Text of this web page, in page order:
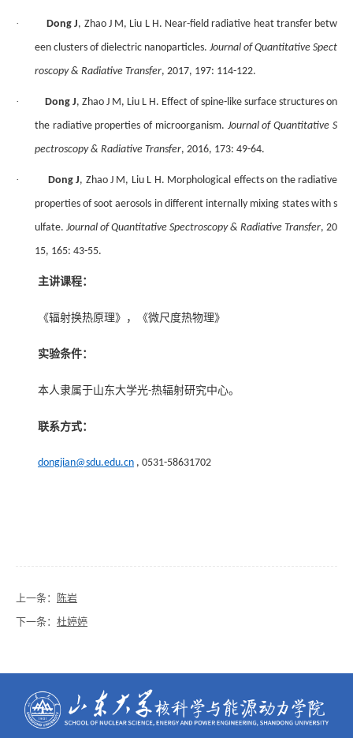
· Dong J, Zhao J M, Liu L H. Near-field radiative heat transfer betw
een clusters of dielectric nanoparticles. Journal of Quantitative Spect
roscopy & Radiative Transfer, 2017, 197: 114-122.
· Dong J, Zhao J M, Liu L H. Effect of spine-like surface structures on
the radiative properties of microorganism. Journal of Quantitative S
pectroscopy & Radiative Transfer, 2016, 173: 49-64.
· Dong J, Zhao J M, Liu L H. Morphological effects on the radiative
properties of soot aerosols in different internally mixing states with s
ulfate. Journal of Quantitative Spectroscopy & Radiative Transfer, 20
15, 165: 43-55.
主讲课程：
《辐射换热原理》，《微尺度热物理》
实验条件：
本人隶属于山东大学光-热辐射研究中心。
联系方式：
dongjian@sdu.edu.cn , 0531-58631702
上一条：
陈岩
下一条： 杜婷婷